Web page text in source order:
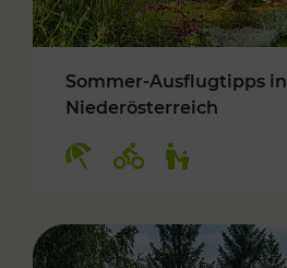
Sommer-Ausflugtipps in
Niederösterreich